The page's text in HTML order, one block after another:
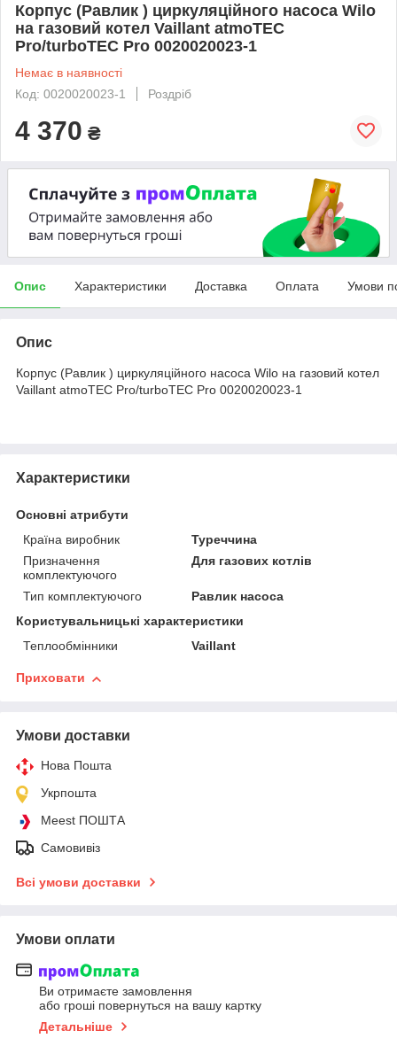
Корпус (Равлик ) циркуляційного насоса Wilo
на газовий котел Vaillant atmoTEC
Pro/turboTEC Pro 0020020023-1
Немає в наявності
Код: 0020020023-1
Роздріб
4 370 ₴
Опис Характеристики Доставка Оплата Умови
Опис
Корпус (Равлик ) циркуляційного насоса Wilo на газовий котел
Vaillant atmoTEC Pro/turboTEC Pro 0020020023-1
Характеристики
Основні атрибути
Країна виробник
Туреччина
Призначення
комплектуючого
Для газових котлів
Тип комплектуючого
Равлик насоса
Користувальницькі характеристики
Теплообмінники
Vaillant
Приховати
Умови доставки
Нова Пошта
Укрпошта
Meest ПОШТА
Самовивіз
Всі умови доставки
Умови оплати
Ви отримаєте замовлення
або гроші повернуться на вашу картку
Детальніше